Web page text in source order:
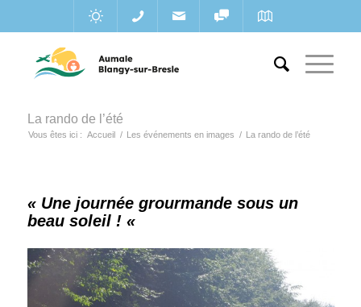
La rando de l’été
Vous êtes ici : Accueil / Les événements en images / La rando de l’été
« Une journée grourmande sous un
beau soleil ! «